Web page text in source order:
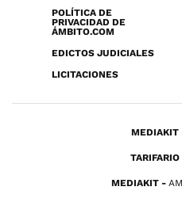
POLÍTICA DE
PRIVACIDAD DE
ÁMBITO.COM
EDICTOS JUDICIALES
LICITACIONES
MEDIAKIT
TARIFARIO
MEDIAKIT